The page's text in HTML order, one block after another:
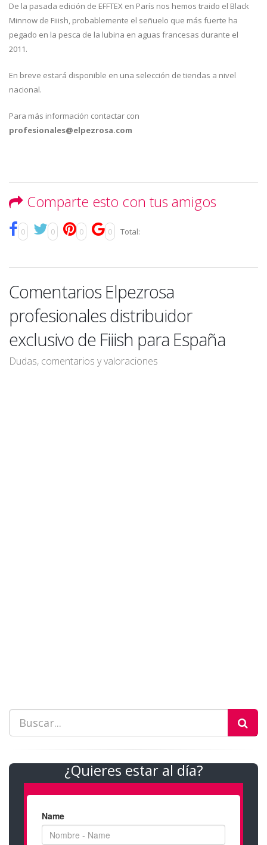
De la pasada edición de EFFTEX en París nos hemos traido el Black
Minnow de Fiiish, probablemente el señuelo que más fuerte ha
pegado en la pesca de la lubina en aguas francesas durante el
2011.
En breve estará disponible en una selección de tiendas a nivel
nacional.
Para más información contactar con
profesionales@elpezrosa.com
Comparte esto con tus amigos
0 0 0 0 Total:
Comentarios Elpezrosa
profesionales distribuidor
exclusivo de Fiiish para España
Dudas, comentarios y valoraciones
¿Quieres estar al día?